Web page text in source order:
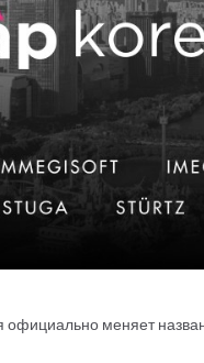
официально меняет